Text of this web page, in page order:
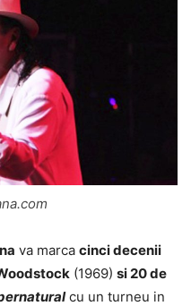
va marca cinci decenii
(1969) si 20 de
cu un turneu in